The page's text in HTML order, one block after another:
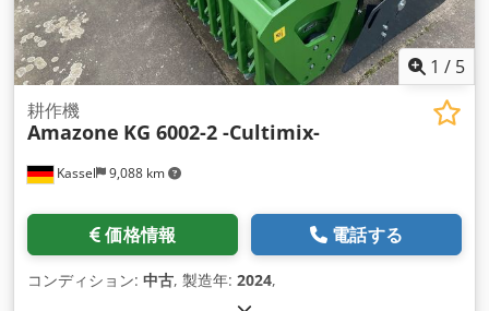
1 / 5
Kassel 9,088 km
耕作機
Amazone KG 6002-2 -Cultimix-
価格情報 電話する
コンディション: 中古, 製造年: 2024,